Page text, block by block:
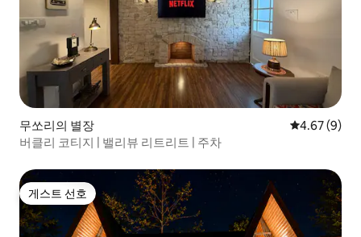
무쏘리의 별장 평점 4.67점
4.67 (9)
버클리 코티지 | 밸리뷰 리트리트 | 주차
게스트 선호
게스트 선호